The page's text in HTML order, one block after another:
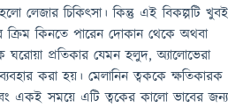
লেজার চিকিৎসা। কিন্তু এই বিকল্পটি
কিনতে পারেন দোকান থেকে অথবা
প্রতিকার যেমন হলুদ, অ্যালোভেরা
করা হয়। মেলানিন ত্বককে ক্ষতিকারক
একই সময়ে এটি ত্বকের কালো ভাবের জন্য